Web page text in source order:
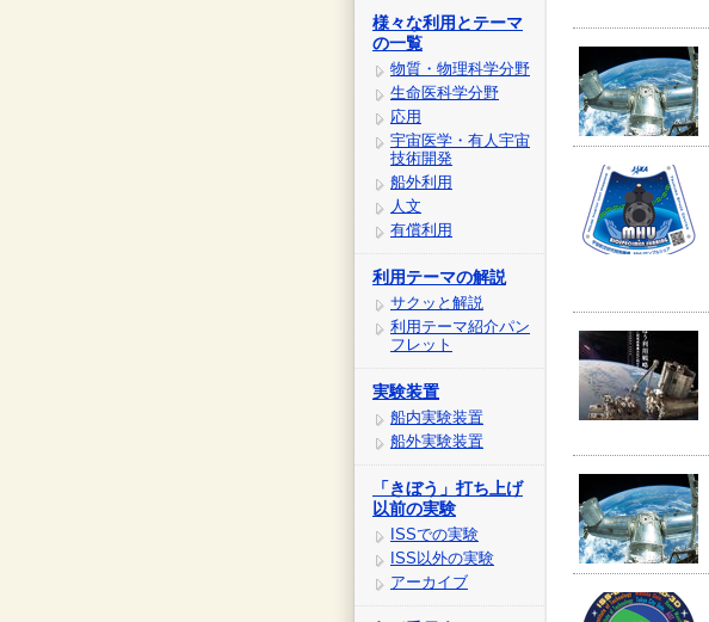
様々な利用とテーマ
の一覧
物質・物理科学分野
生命医科学分野
応用
宇宙医学・有人宇宙
技術開発
船外利用
人文
有償利用
利用テーマの解説
サクッと解説
利用テーマ紹介パン
フレット
実験装置
船内実験装置
船外実験装置
「きぼう」打ち上げ
以前の実験
ISSでの実験
ISS以外の実験
アーカイブ